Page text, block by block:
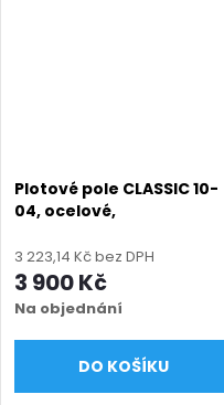
Plotové pole CLASSIC 10-
04, ocelové,
(šířka 100–3300 mm,
výška 450–1950 mm),
šedá RAL 7030 matná
3 223,14 Kč bez DPH
3 900 Kč
Na objednání
DO KOŠÍKU